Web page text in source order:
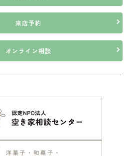
来店予約
オンライン相談